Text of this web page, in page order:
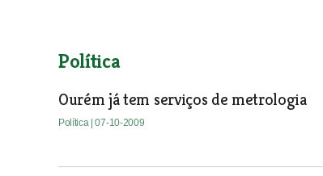
Política
Ourém já tem serviços de metrologia
Política | 07-10-2009